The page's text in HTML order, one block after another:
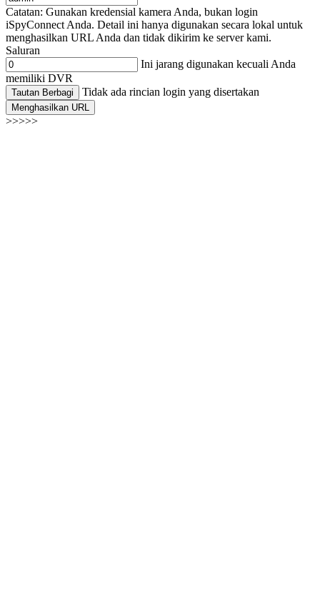
Catatan: Gunakan kredensial kamera Anda, bukan login
iSpyConnect Anda. Detail ini hanya digunakan secara lokal untuk
menghasilkan URL Anda dan tidak dikirim ke server kami.
Saluran
Ini jarang digunakan kecuali Anda
memiliki DVR
Tautan Berbagi Tidak ada rincian login yang disertakan
Menghasilkan URL
>>>>>